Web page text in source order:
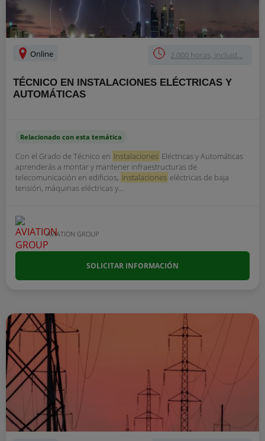
Online 2.000 horas, incluid...
TÉCNICO EN INSTALACIONES ELÉCTRICAS Y
AUTOMÁTICAS
Relacionado con esta temática
Con el Grado de Técnico en Instalaciones Eléctricas y Automáticas
aprenderás a montar y mantener infraestructuras de
telecomunicación en edificios, instalaciones eléctricas de baja
tensión, máquinas eléctricas y...
AVIATION GROUP
SOLICITAR INFORMACIÓN